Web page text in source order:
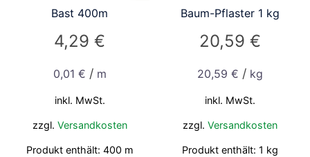
Bast 400m
4,29€
0,01 € / m
inkl. MwSt.
zzgl. Versandkosten
Produkt enthält: 400 m
Baum-Pflaster 1 kg
20,59€
20,59€ / kg
inkl. MwSt.
zzgl.Versandkosten
Produkt enthält: 1 kg